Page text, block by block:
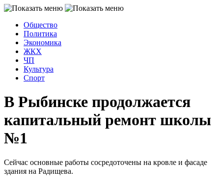
Общество
Политика
Экономика
ЖКХ
ЧП
Культура
Спорт
В Рыбинске продолжается
капитальный ремонт школы
№1
Сейчас основные работы сосредоточены на кровле и фасаде
здания на Радищева.